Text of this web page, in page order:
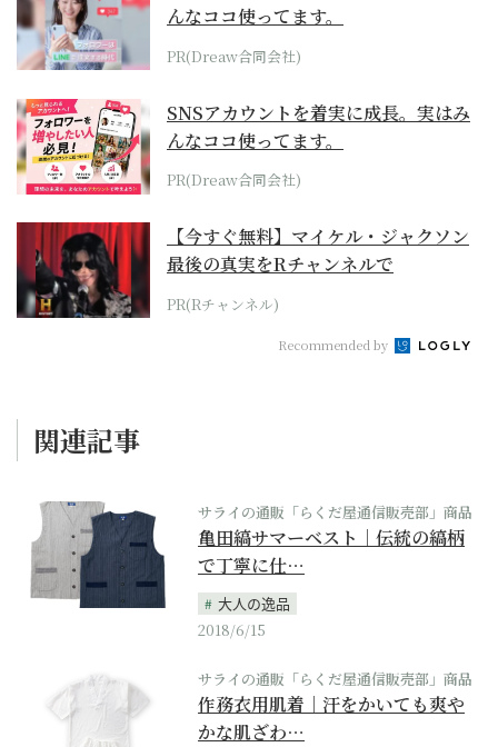
んなココ使ってます。
PR(Dreaw合同会社)
SNSアカウントを着実に成長。実はみ
んなココ使ってます。
PR(Dreaw合同会社)
【今すぐ無料】マイケル・ジャクソン
最後の真実をRチャンネルで
PR(Rチャンネル)
Recommended by
関連記事
サライの通販「らくだ屋通信販売部」商品
亀田縞サマーベスト｜伝統の縞柄
で丁寧に仕…
大人の逸品
2018/6/15
サライの通販「らくだ屋通信販売部」商品
作務衣用肌着｜汗をかいても爽や
かな肌ざわ…